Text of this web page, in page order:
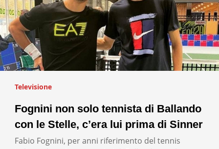
Televisione
Fognini non solo tennista di Ballando
con le Stelle, c’era lui prima di Sinner
Fabio Fognini, per anni riferimento del tennis